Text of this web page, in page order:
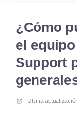
¿Cómo
el
Support
Ultima